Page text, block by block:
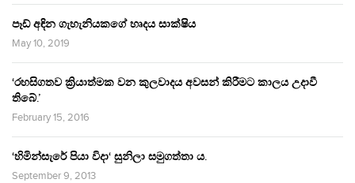
පෑඩ් අඳින ගැහැනියකගේ හෘදය සාක්ෂිය
May 10, 2019
‘රහසිගතව ක්‍රියාත්මක වන කුලවාදය අවසන් කිරීමට කාලය උදාවී
තිබේ.’
February 15, 2016
‘හිමින්සැරේ පියා විදා‘ සුනිලා සමුගත්තා ය.
September 9, 2013